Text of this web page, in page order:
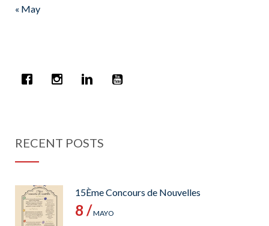
« May
RECENT POSTS
15Ème Concours de Nouvelles
8 /MAYO